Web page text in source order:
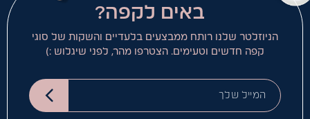
באים לקפה?
הניוזלטר שלנו רותח ממבצעים בלעדיים והשקות של סוגי
קפה חדשים וטעימים. הצטרפו מהר, לפני שיגלוש :)
המייל שלך